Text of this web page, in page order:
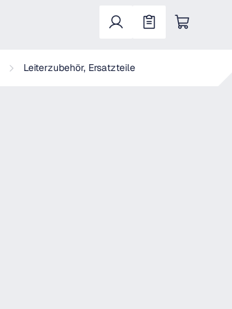
Warenkorb enthält 0 Positionen. Der
Leiterzubehör, Ersatzteile